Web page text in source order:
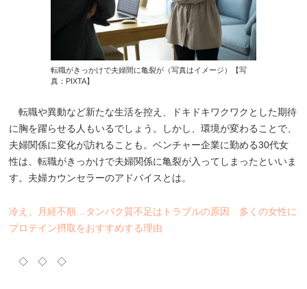
転職がきっかけで夫婦間に亀裂が（写真はイメージ）【写
真：PIXTA】
転職や異動など新たな生活を控え、ドキドキワクワクとした期待
に胸を躍らせる人もいるでしょう。しかし、環境が変わることで、
夫婦関係に変化が訪れることも。ベンチャー企業に勤める30代女
性は、転職がきっかけで夫婦関係に亀裂が入ってしまったといいま
す。夫婦カウンセラーのアドバイスとは。
冷え、月経不順…タンパク質不足はトラブルの原因 多くの女性に
プロテイン摂取をおすすめする理由
◇ ◇ ◇